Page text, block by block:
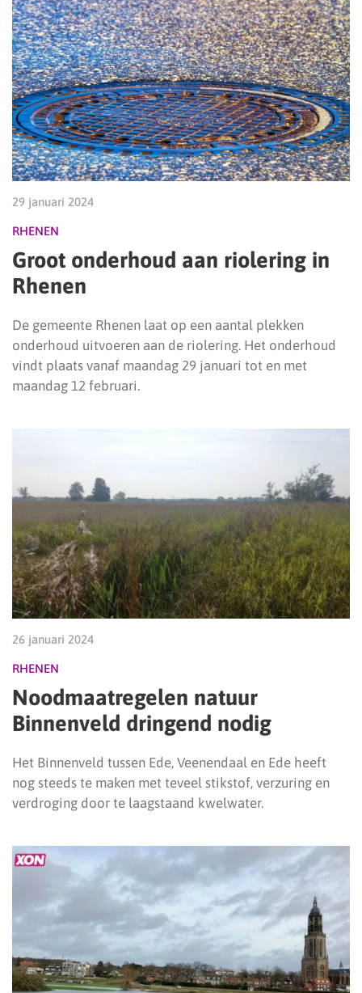
29 januari 2024
RHENEN
Groot onderhoud aan riolering in
Rhenen
De gemeente Rhenen laat op een aantal plekken
onderhoud uitvoeren aan de riolering. Het onderhoud
vindt plaats vanaf maandag 29 januari tot en met
maandag 12 februari.
26 januari 2024
RHENEN
Noodmaatregelen natuur
Binnenveld dringend nodig
Het Binnenveld tussen Ede, Veenendaal en Ede heeft
nog steeds te maken met teveel stikstof, verzuring en
verdroging door te laagstaand kwelwater.